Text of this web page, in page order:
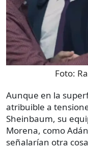
Foto:
Aunque en la
atribuible a
Sheinbaum, su
Morena, como
señalarían otra